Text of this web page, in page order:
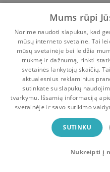
Pradinis Krepšelis
Bookswap
Mainykis knygomis
Uždaryti
Mums rūpi
Norime naudoti slapukus, kad
mūsų interneto svetaine. Tai
mūsų svetainėje bei leidžia
trukmę ir dažnumą, rinkti
svetainės lankytojų skaičių.
aktualesnius reklaminius
sutinkate su slapukų
tvarkymu. Išsamią informaciją
svetainėje ir savo sutikimo
SUTINKU
Nukreipti į